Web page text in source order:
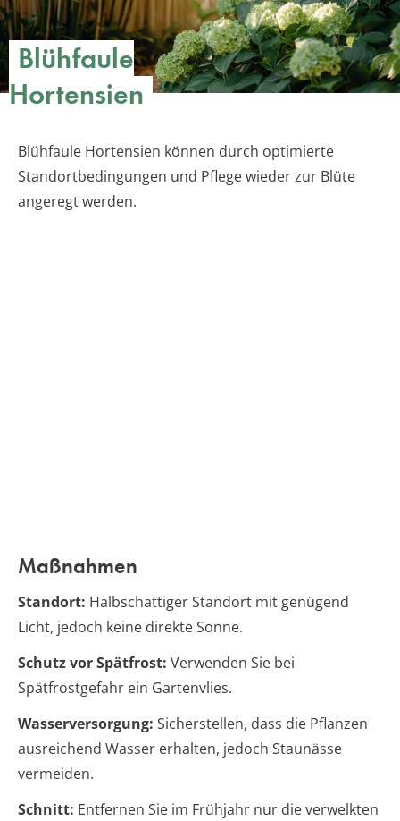
Blühfaule
Hortensien
Blühfaule Hortensien können durch optimierte
Standortbedingungen und Pflege wieder zur Blüte
angeregt werden.
Maßnahmen
Standort: Halbschattiger Standort mit genügend
Licht, jedoch keine direkte Sonne.
Schutz vor Spätfrost: Verwenden Sie bei
Spätfrostgefahr ein Gartenvlies.
Wasserversorgung: Sicherstellen, dass die Pflanzen
ausreichend Wasser erhalten, jedoch Staunässe
vermeiden.
Schnitt: Entfernen Sie im Frühjahr nur die verwelkten